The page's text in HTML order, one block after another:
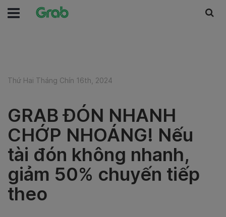
Thứ Hai Tháng Chín 16th, 2024
GRAB ĐÓN NHANH
CHỚP NHOÁNG! Nếu
tài đón không nhanh,
giảm 50% chuyến tiếp
theo